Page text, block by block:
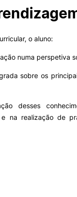
Inovação o aluno:
numa perspetiva
sobre os
desses
na realização de